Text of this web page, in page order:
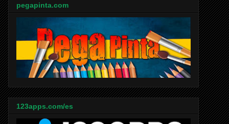
pegapinta.com
123apps.com/es